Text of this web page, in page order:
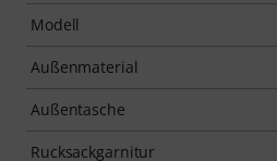
Modell
Außenmaterial
Außentasche
Rucksackgarnitur